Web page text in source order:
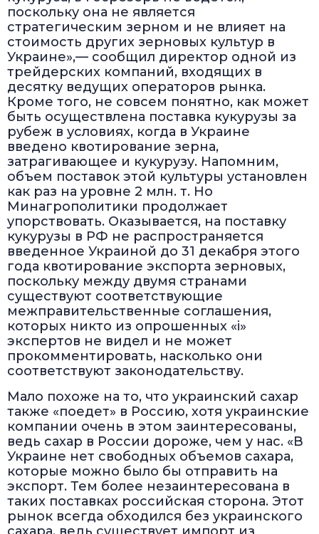
поскольку она не является
стратегическим зерном и не влияет на
стоимость других зерновых культур в
Украине»,— сообщил директор одной из
трейдерских компаний, входящих в
десятку ведущих операторов рынка.
Кроме того, не совсем понятно, как может
быть осуществлена поставка кукурузы за
рубеж в условиях, когда в Украине
введено квотирование зерна,
затрагивающее и кукурузу. Напомним,
объем поставок этой культуры установлен
как раз на уровне 2 млн. т. Но
Минагрополитики продолжает
упорствовать. Оказывается, на поставку
кукурузы в РФ не распространяется
введенное Украиной до 31 декабря этого
года квотирование экспорта зерновых,
поскольку между двумя странами
существуют соответствующие
межправительственные соглашения,
которых никто из опрошенных «i»
экспертов не видел и не может
прокомментировать, насколько они
соответствуют законодательству.
Мало похоже на то, что украинский сахар
также «поедет» в Россию, хотя украинские
компании очень в этом заинтересованы,
ведь сахар в России дороже, чем у нас. «В
Украине нет свободных объемов сахара,
которые можно было бы отправить на
экспорт. Тем более незаинтересована в
таких поставках российская сторона. Этот
рынок всегда обходился без украинского